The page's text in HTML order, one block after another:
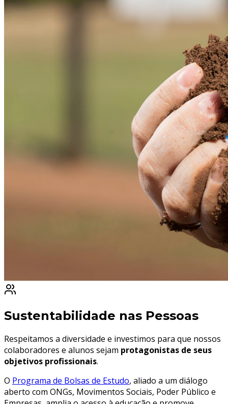
Sustentabilidade nas Pessoas
Respeitamos a diversidade e investimos para que nossos
colaboradores e alunos sejam protagonistas de seus
objetivos profissionais.
O Programa de Bolsas de Estudo, aliado a um diálogo
aberto com ONGs, Movimentos Sociais, Poder Público e